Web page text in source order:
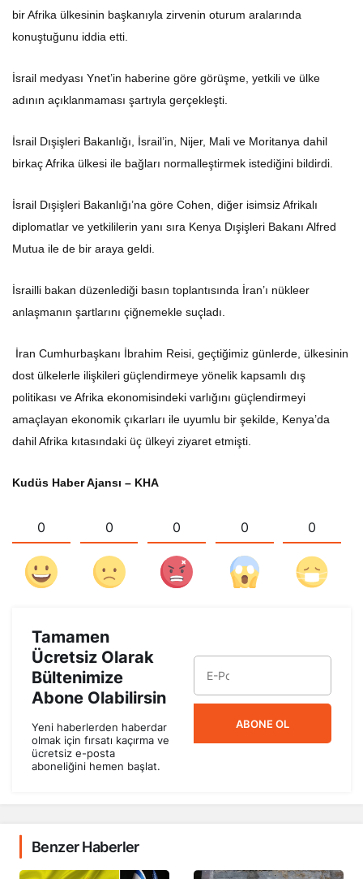
bir Afrika ülkesinin başkanıyla zirvenin oturum aralarında
konuştuğunu iddia etti.
İsrail medyası Ynet’in haberine göre görüşme, yetkili ve ülke
adının açıklanmaması şartıyla gerçekleşti.
İsrail Dışişleri Bakanlığı, İsrail’in, Nijer, Mali ve Moritanya dahil
birkaç Afrika ülkesi ile bağları normalleştirmek istediğini bildirdi.
İsrail Dışişleri Bakanlığı’na göre Cohen, diğer isimsiz Afrikalı
diplomatlar ve yetkililerin yanı sıra Kenya Dışişleri Bakanı Alfred
Mutua ile de bir araya geldi.
İsrailli bakan düzenlediği basın toplantısında İran’ı nükleer
anlaşmanın şartlarını çiğnemekle suçladı.
İran Cumhurbaşkanı İbrahim Reisi, geçtiğimiz günlerde, ülkesinin
dost ülkelerle ilişkileri güçlendirmeye yönelik kapsamlı dış
politikası ve Afrika ekonomisindeki varlığını güçlendirmeyi
amaçlayan ekonomik çıkarları ile uyumlu bir şekilde, Kenya’da
dahil Afrika kıtasındaki üç ülkeyi ziyaret etmişti.
Kudüs Haber Ajansı – KHA
0 0 0 0 0
Tamamen
Ücretsiz Olarak
Bültenimize
Abone Olabilirsin
Yeni haberlerden haberdar
olmak için fırsatı kaçırma ve
ücretsiz e-posta
aboneliğini hemen başlat.
ABONE OL
Benzer Haberler